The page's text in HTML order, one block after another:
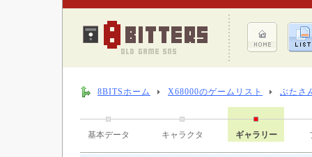
8BITSホーム X68000のゲームリスト ぶたさ
基本データ キャラクタ ギャラリー